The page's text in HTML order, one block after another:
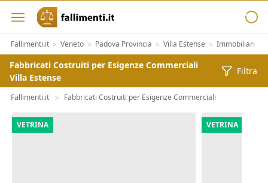
Fallimenti.it > Veneto > Padova Provincia > Villa Estense > Immobiliari
Fabbricati Costruiti per Esigenze Commerciali
Villa Estense
Filtra
Fallimenti.it > Fabbricati Costruiti per Esigenze Commerciali
VETRINA VETRINA